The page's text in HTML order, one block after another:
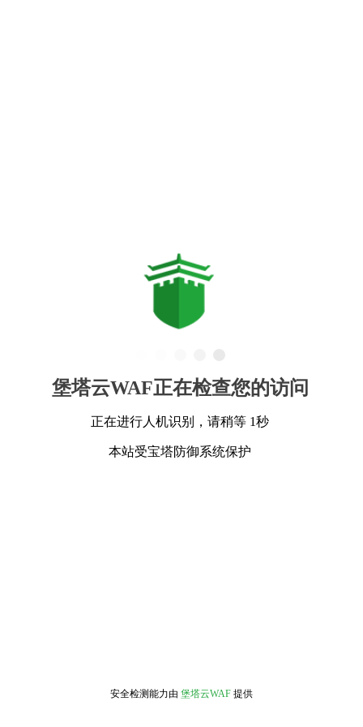
堡塔云WAF正在检查您的访问
正在进行人机识别，请稍等 1秒
本站受宝塔防御系统保护
安全检测能力由 堡塔云WAF 提供